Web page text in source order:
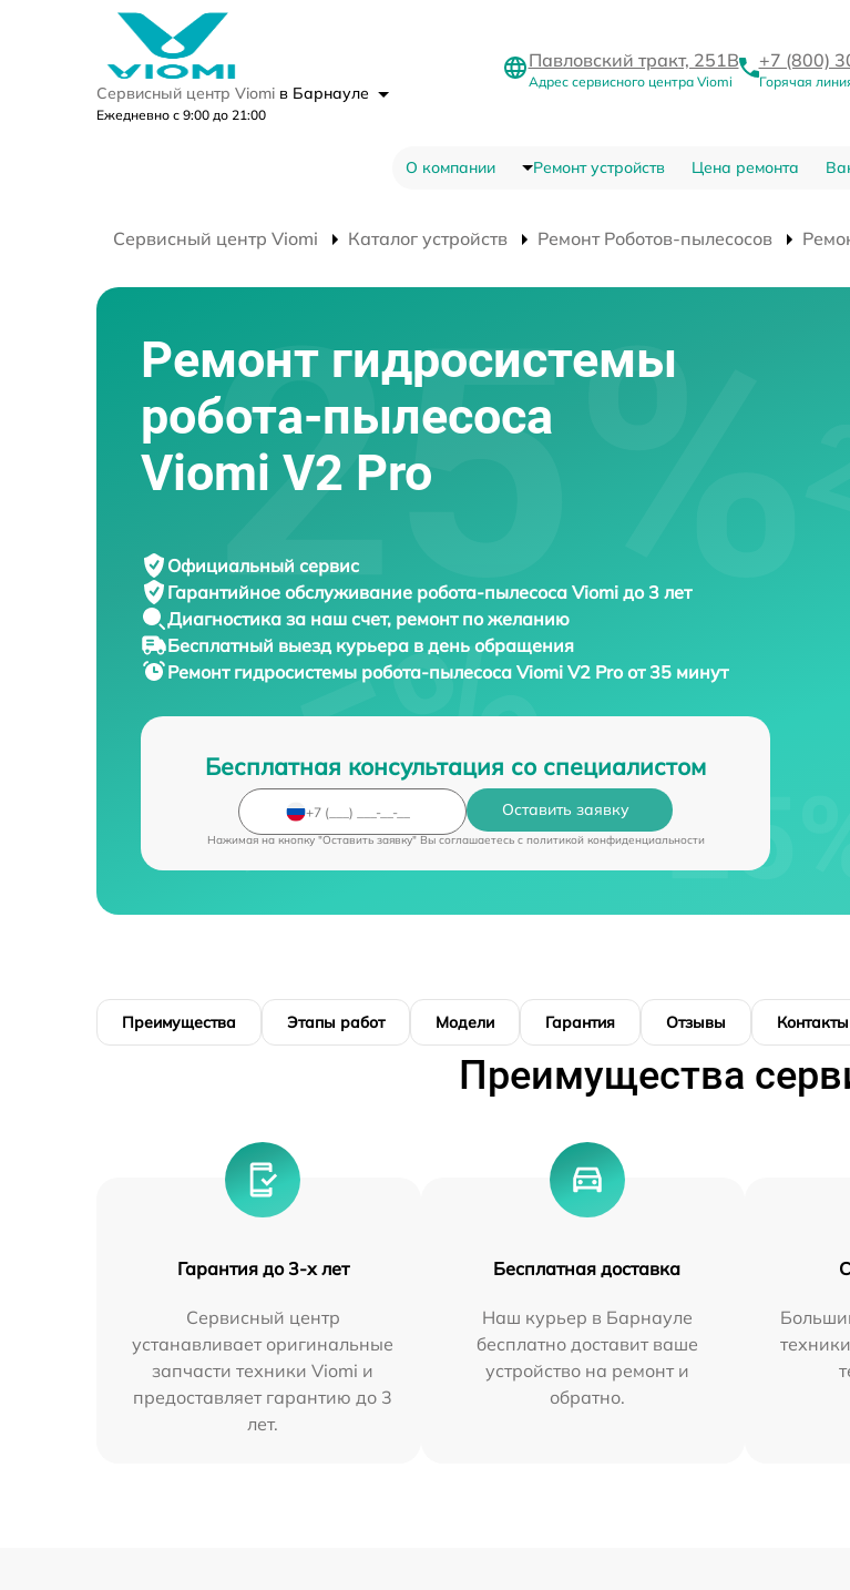
Сервисный центр Viomi в Барнауле
Ежедневно с 9:00 до 21:00
Павловский тракт, 251В
Адрес сервисного центра Viomi
+7 (800)
Горячая
О компании Ремонт устройств Цена ремонта
Сервисный центр Viomi Каталог устройств Ремонт Роботов-пылесосов
Ремонт гидросистемы
робота-пылесоса
Viomi V2 Pro
Официальный сервис
Гарантийное обслуживание робота-пылесоса Viomi до 3 лет
Диагностика за наш счет, ремонт по желанию
Бесплатный выезд курьера в день обращения
Ремонт гидросистемы робота-пылесоса Viomi V2 Pro от 35 минут
Бесплатная консультация со специалистом
Оставить заявку
Нажимая на кнопку "Оставить заявку" Вы соглашаетесь c политикой конфиденциальности
Преимущества Этапы работ Модели Гарантия Отзывы Контакты
Преимущества
Гарантия до 3-х лет
Сервисный центр
устанавливает оригинальные
запчасти техники Viomi и
предоставляет гарантию до 3
лет.
Бесплатная доставка
Наш курьер в Барнауле
бесплатно доставит ваше
устройство на ремонт и
обратно.